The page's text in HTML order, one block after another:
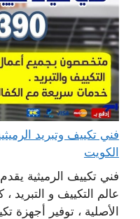
الكويت
فني تكييف الرميثية
عالم التكييف و التبريد
الأصلية ، توفير أجهزة